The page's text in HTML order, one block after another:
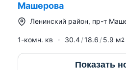
Машерова
Ленинский район, пр-т
1-комн. кв 30.4 18.6 5.9 м2
Показать